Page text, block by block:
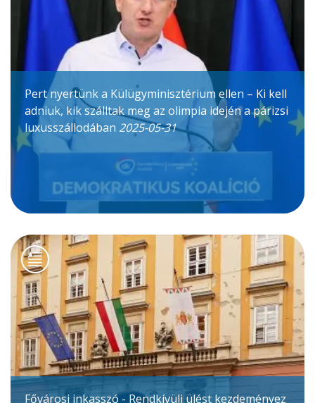
Pert nyertünk a Külügyminisztérium ellen – Ki kell
adniuk, kik szálltak meg az olimpia idején a párizsi
luxusszállodában 2025-05-31
Fővárosi inkasszó - Rendkívüli ülést kezdeményez